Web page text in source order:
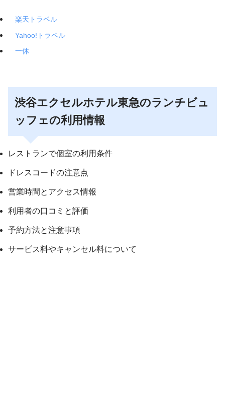
楽天トラベル
Yahoo!トラベル
一休
渋谷エクセルホテル東急のランチビュ
ッフェの利用情報
レストランで個室の利用条件
ドレスコードの注意点
営業時間とアクセス情報
利用者の口コミと評価
予約方法と注意事項
サービス料やキャンセル料について